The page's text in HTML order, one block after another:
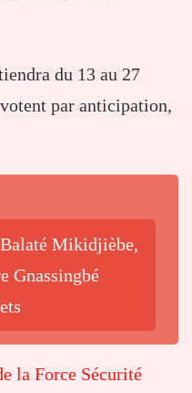
du 13 au 27
par anticipation,
Mikidjièbe,
Gnassingbé
la Force Sécurité